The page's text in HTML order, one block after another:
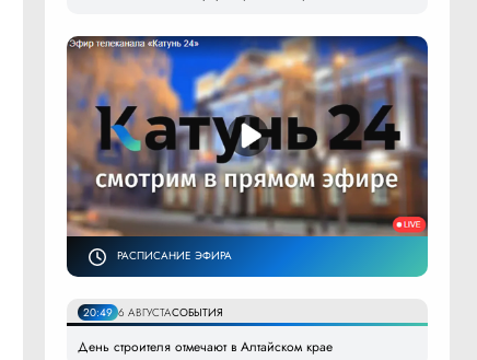
РАСПИСАНИЕ ЭФИРА
20:49 6 АВГУСТАСОБЫТИЯ
День строителя отмечают в Алтайском крае